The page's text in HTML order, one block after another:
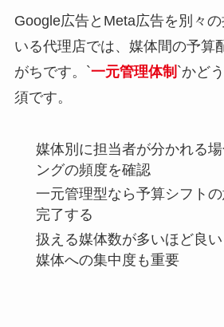
Google広告とMeta広告を別々
いる代理店では、媒体間の予算
がちです。`一元管理体制 `かど
須です。
媒体別に担当者が分かれる
ングの頻度を確認
一元管理型なら予算シフト
完了する
扱える媒体数が多いほど良
媒体への集中度も重要